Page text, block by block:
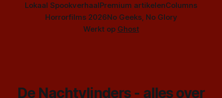
Lokaal SpookverhaalPremium artikelenColumns
Horrorfilms 2026No Geeks, No Glory
Werkt op Ghost
De Nachtvlinders - alles over